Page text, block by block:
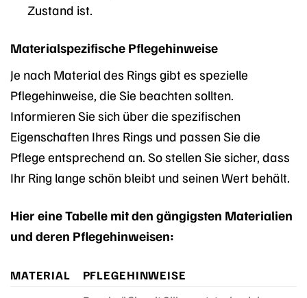
Zustand ist.
Materialspezifische Pflegehinweise
Je nach Material des Rings gibt es spezielle
Pflegehinweise, die Sie beachten sollten.
Informieren Sie sich über die spezifischen
Eigenschaften Ihres Rings und passen Sie die
Pflege entsprechend an. So stellen Sie sicher, dass
Ihr Ring lange schön bleibt und seinen Wert behält.
Hier eine Tabelle mit den gängigsten Materialien
und deren Pflegehinweisen:
MATERIAL
PFLEGEHINWEISE